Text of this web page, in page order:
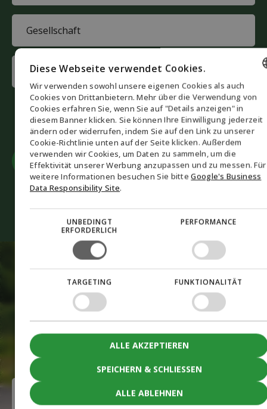
Ihre 360°-Lösung für fossilfreien
(Required)
(Required)
Interested
(Required)
CAPTCHA
AkzeptierenSie Marketing-Cookies, um das Formular
einzureichen
+43 676 842 517 251
ENGLISH
DANISH
GERMAN
NORWEGIAN
SWEDISH
Diese Webseite verwendet Cookies.
Wir verwenden sowohl unsere eigenen Cookies als auch
Cookies von Drittanbietern. Mehr über die Verwendung von
Cookies erfahren Sie, wenn Sie auf "Details anzeigen" in
diesem Banner klicken. Sie können Ihre Einwilligung jederzeit
ändern oder widerrufen, indem Sie auf den Link zu unserer
Cookie-Richtlinie unten auf der Seite klicken. Außerdem
verwenden wir Cookies, um Daten zu sammeln, um die
Effektivität unserer Werbung anzupassen und zu messen. Für
weitere Informationen besuchen Sie bitteGoogle's Business
Data Responsibility Site.
UNBEDINGT
ERFORDERLICH
PERFORMANCE
TARGETING FUNKTIONALITÄT
SPEICHERN & SCHLIESSEN
ALLE AKZEPTIEREN
ALLE ABLEHNEN